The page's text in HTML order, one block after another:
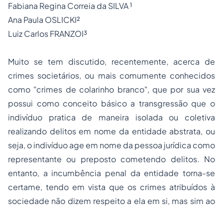
Fabiana Regina Correia da SILVA ¹
Ana Paula OSLICKI²
Luiz Carlos FRANZOI³
Muito se tem discutido, recentemente, acerca de
crimes societários, ou mais comumente conhecidos
como "crimes de colarinho branco", que por sua vez
possui como conceito básico a transgressão que o
indivíduo pratica de maneira isolada ou coletiva
realizando delitos em nome da entidade abstrata, ou
seja, o indivíduo age em nome da pessoa jurídica como
representante ou preposto cometendo delitos. No
entanto, a incumbência penal da entidade torna-se
certame, tendo em vista que os crimes atribuídos à
sociedade não dizem respeito a ela em si, mas sim ao